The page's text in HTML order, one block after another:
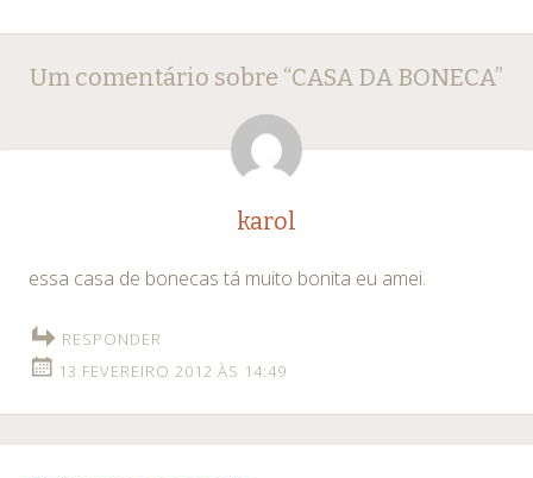
Navegação
posts
Um comentário sobre “CASA DA BONECA”
karol
essa casa de bonecas tá muito bonita eu amei.
RESPONDER
13 FEVEREIRO 2012 ÀS 14:49